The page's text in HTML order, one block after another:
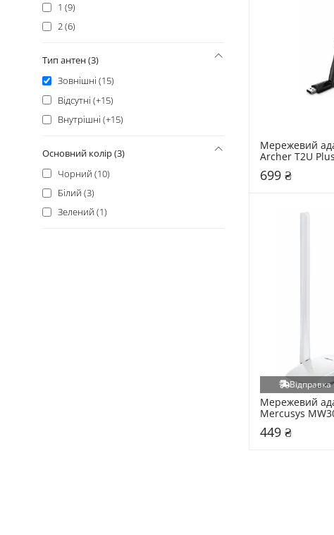
1 (9)
2 (6)
Тип антен (3)
Зовнішні (15)
Відсутні (+15)
Внутрішні (+15)
Основний колір (3)
Чорний (10)
Білий (3)
Зелений (1)
Мережевий
Archer T2U Plus
699 ₴
Відправка
Мережевий
Mercusys
449 ₴